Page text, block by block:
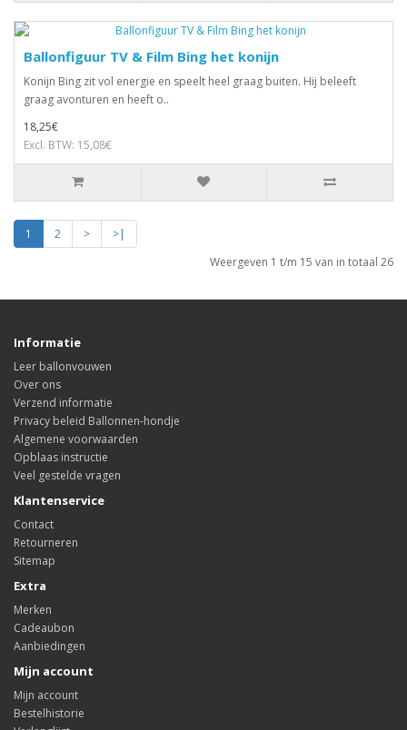
Ballonfiguur TV & Film Bing het konijn
Konijn Bing zit vol energie en speelt heel graag buiten. Hij beleeft
graag avonturen en heeft o..
18,25€
Excl. BTW: 15,08€
1 2 >
>|
Weergeven 1 t/m 15 van in totaal 26
Informatie
Leer ballonvouwen
Over ons
Verzend informatie
Privacy beleid Ballonnen-hondje
Algemene voorwaarden
Opblaas instructie
Veel gestelde vragen
Klantenservice
Contact
Retourneren
Sitemap
Extra
Merken
Cadeaubon
Aanbiedingen
Mijn account
Mijn account
Bestelhistorie